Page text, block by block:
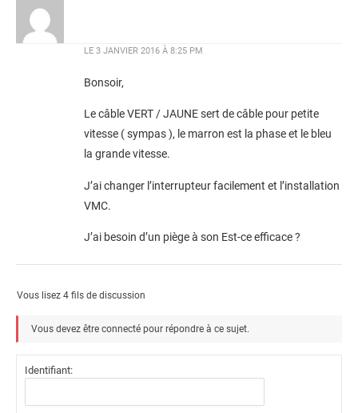
LE 3 JANVIER 2016 À 8:25 PM
Bonsoir,
Le câble VERT / JAUNE sert de câble pour petite
vitesse ( sympas ), le marron est la phase et le bleu
la grande vitesse.
J’ai changer l’interrupteur facilement et l’installation
VMC.
J’ai besoin d’un piège à son Est-ce efficace ?
Vous lisez 4 fils de discussion
Vous devez être connecté pour répondre à ce sujet.
Identifiant: